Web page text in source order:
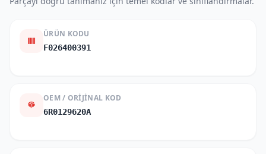
ÜRÜN KODU
F026400391
OEM / ORIJINAL KOD
6R0129620A